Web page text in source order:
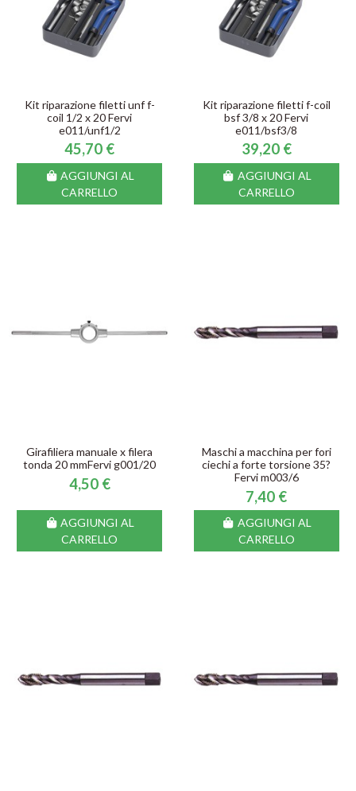
Kit riparazione filetti unf f-
coil 1/2 x 20 Fervi
e011/unf1/2
45,70 €
AGGIUNGI AL
CARRELLO
Kit riparazione filetti f-coil
bsf 3/8 x 20 Fervi
e011/bsf3/8
39,20 €
AGGIUNGI AL
CARRELLO
Girafiliera manuale x filera
tonda 20 mmFervi g001/20
4,50 €
AGGIUNGI AL
CARRELLO
Maschi a macchina per fori
ciechi a forte torsione 35?
Fervi m003/6
7,40 €
AGGIUNGI AL
CARRELLO